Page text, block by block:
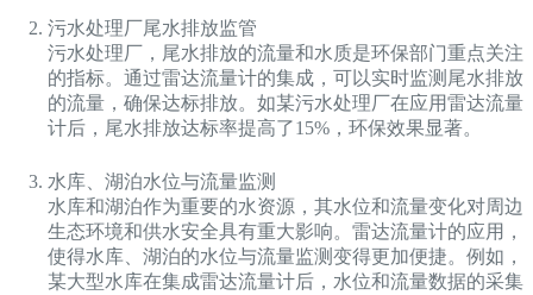
污水处理厂尾水排放监管
污水处理厂，尾水排放的流量和水质是环保部门重点关注
的指标。通过雷达流量计的集成，可以实时监测尾水排放
的流量，确保达标排放。如某污水处理厂在应用雷达流量
计后，尾水排放达标率提高了15%，环保效果显著。
水库、湖泊水位与流量监测
水库和湖泊作为重要的水资源，其水位和流量变化对周边
生态环境和供水安全具有重大影响。雷达流量计的应用，
使得水库、湖泊的水位与流量监测变得更加便捷。例如，
某大型水库在集成雷达流量计后，水位和流量数据的采集